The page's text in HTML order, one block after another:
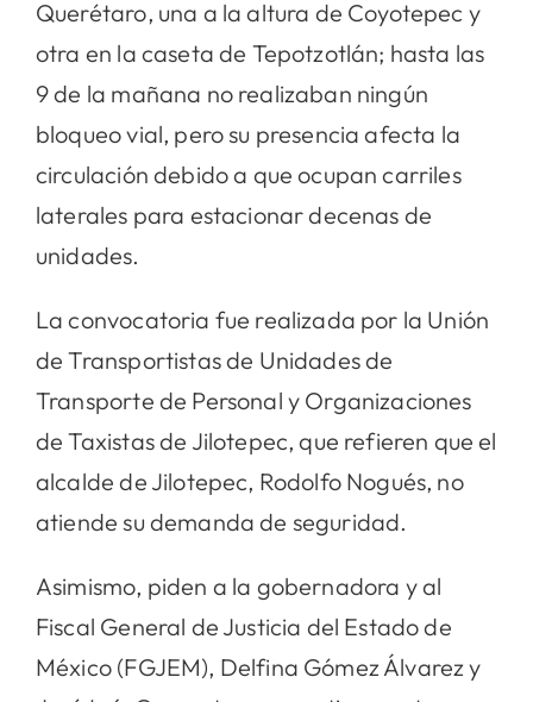
Querétaro, una a la altura de Coyotepec y
otra en la caseta de Tepotzotlán; hasta las
9 de la mañana no realizaban ningún
bloqueo vial, pero su presencia afecta la
circulación debido a que ocupan carriles
laterales para estacionar decenas de
unidades.
La convocatoria fue realizada por la Unión
de Transportistas de Unidades de
Transporte de Personal y Organizaciones
de Taxistas de Jilotepec, que refieren que el
alcalde de Jilotepec, Rodolfo Nogués, no
atiende su demanda de seguridad.
Asimismo, piden a la gobernadora y al
Fiscal General de Justicia del Estado de
México (FGJEM), Delfina Gómez Álvarez y